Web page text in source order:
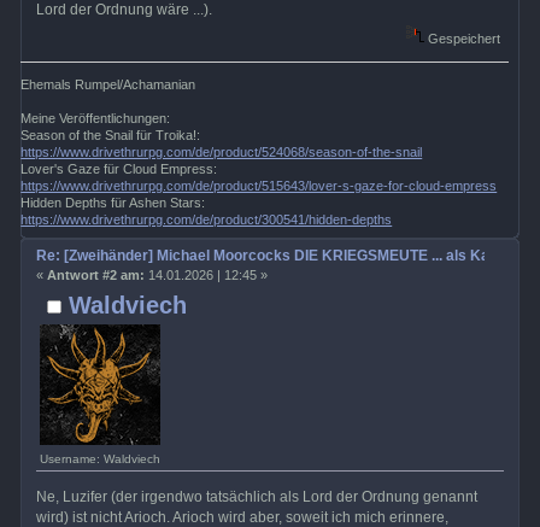
Lord der Ordnung wäre ...).
Gespeichert
Ehemals Rumpel/Achamanian
Meine Veröffentlichungen:
Season of the Snail für Troika!:
https://www.drivethrurpg.com/de/product/524068/season-of-the-snail
Lover's Gaze für Cloud Empress:
https://www.drivethrurpg.com/de/product/515643/lover-s-gaze-for-cloud-empress
Hidden Depths für Ashen Stars:
https://www.drivethrurpg.com/de/product/300541/hidden-depths
Waldviech
Username: Waldviech
Re: [Zweihänder] Michael Moorcocks DIE KRIEGSMEUTE ... als
« Antwort #2 am: 14.01.2026 | 12:45 »
Ne, Luzifer (der irgendwo tatsächlich als Lord der Ordnung genannt
wird) ist nicht Arioch. Arioch wird aber, soweit ich mich erinnere,